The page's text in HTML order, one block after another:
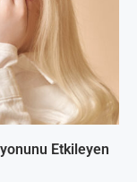
Etkileyen